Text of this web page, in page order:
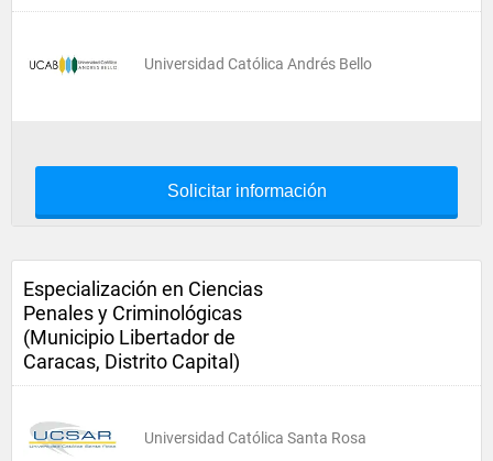
Universidad Católica Andrés Bello
Solicitar información
Especialización en Ciencias
Penales y Criminológicas
(Municipio Libertador de
Caracas, Distrito Capital)
Universidad Católica Santa Rosa